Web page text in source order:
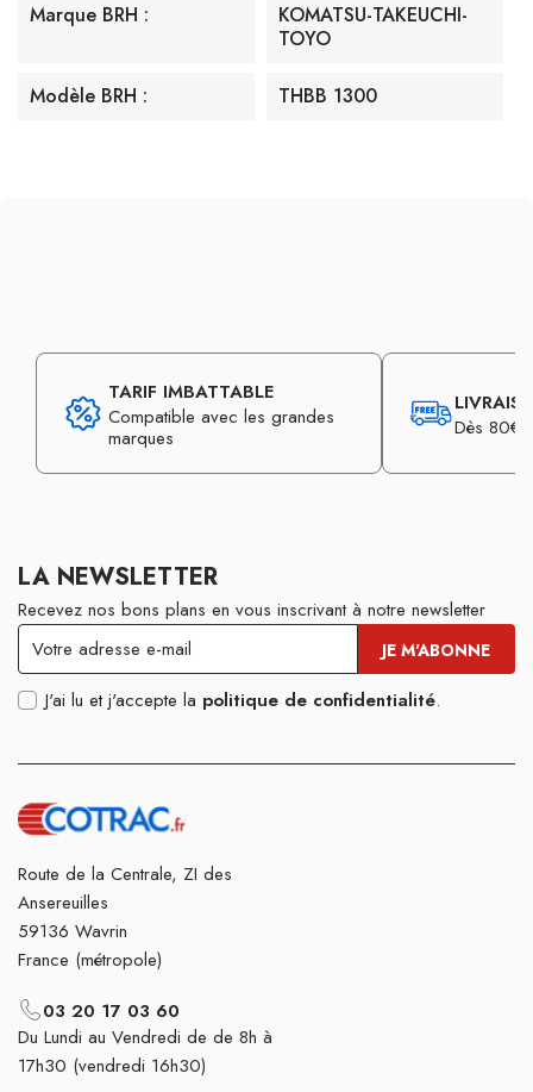
Marque BRH :
KOMATSU-TAKEUCHI-
TOYO
Modèle BRH : THBB 1300
TARIF IMBATTABLE
Compatible avec les grandes
marques
Dès 80€
LA NEWSLETTER
Recevez nos bons plans en vous inscrivant à notre newsletter
J'ai lu et j'accepte la politique de confidentialité.
Route de la Centrale, ZI des
Ansereuilles
59136 Wavrin
France (métropole)
03 20 17 03 60
Du Lundi au Vendredi de de 8h à
17h30 (vendredi 16h30)